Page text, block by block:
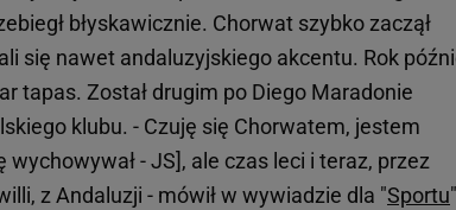
błyskawicznie. Chorwat szybko zaczął
się nawet andaluzyjskiego akcentu. Rok
tapas. Został drugim po Diego Maradonie
klubu. - Czuję się Chorwatem, jestem
wychowywał - JS], ale czas leci i teraz, przez
z Andaluzji - mówił w wywiadzie dla "Sportu